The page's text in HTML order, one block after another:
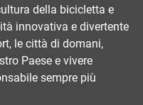
della bicicletta e
innovativa e divertente
le città di domani,
Paese e vivere
sempre più